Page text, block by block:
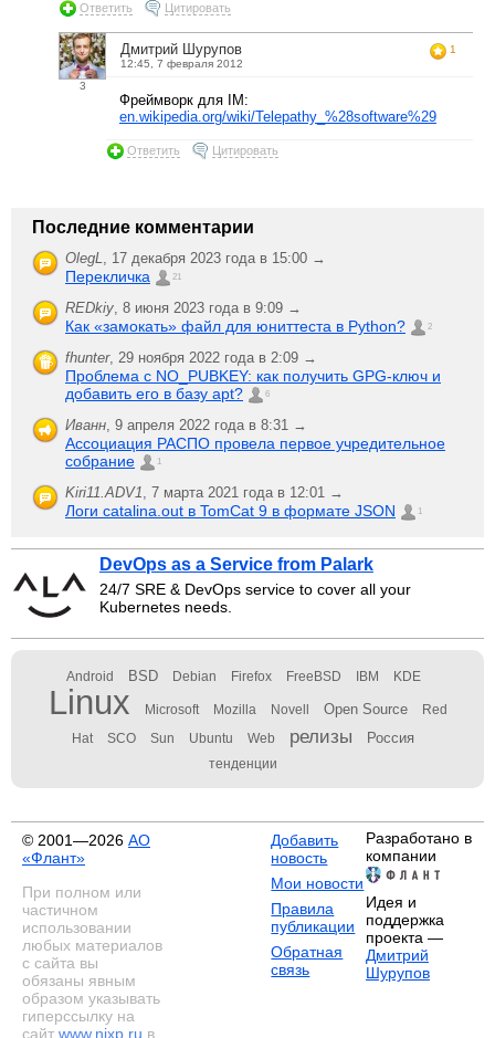
Ответить Цитировать
3
Дмитрий Шурупов
12:45, 7 февраля 2012
1
Фреймворк для IM:
en.wikipedia.org/wiki/Telepathy_%28software%29
Ответить Цитировать
Последние комментарии
OlegL, 17 декабря 2023 года в 15:00 →
Перекличка 21
REDkiy, 8 июня 2023 года в 9:09 →
Как «замокать» файл для юниттеста в Python? 2
fhunter, 29 ноября 2022 года в 2:09 →
Проблема с NO_PUBKEY: как получить GPG-ключ и
добавить его в базу apt?
6
Иванн, 9 апреля 2022 года в 8:31 →
Ассоциация РАСПО провела первое учредительное
собрание
1
Kiri11.ADV1, 7 марта 2021 года в 12:01 →
Логи catalina.out в TomCat 9 в формате JSON 1
DevOps as a Service from Palark
24/7 SRE & DevOps service to cover all your
Kubernetes needs.
Android BSD Debian Firefox FreeBSD IBM KDE
Linux Microsoft Mozilla Novell Open Source Red
Hat SCO Sun Ubuntu Web релизы Россия
тенденции
© 2001—2026 АО
«Флант»
При полном или
частичном
использовании
любых материалов
с сайта вы
обязаны явным
образом указывать
гиперссылку на
сайт www.nixp.ru в
Добавить
новость
Мои новости
Правила
публикации
Обратная
связь
Разработано в
компании
Идея и
поддержка
проекта —
Дмитрий
Шурупов